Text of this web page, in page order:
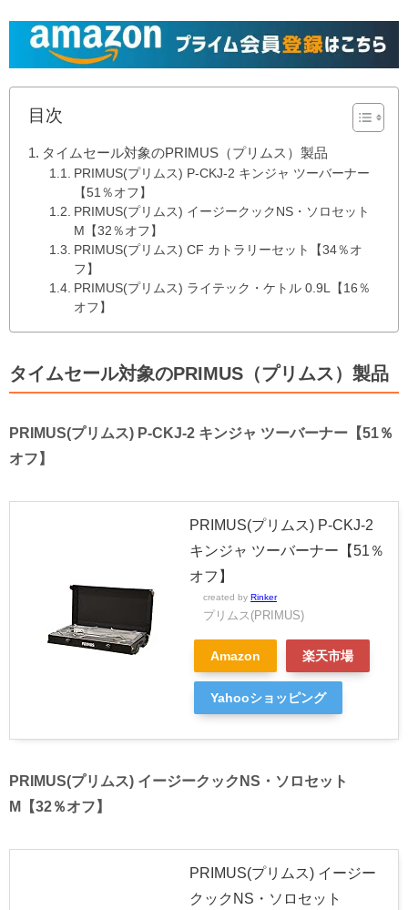
目次
タイムセール対象のPRIMUS（プリムス）製品
PRIMUS(プリムス) P-CKJ-2 キンジャ ツーバーナー
【51％オフ】
PRIMUS(プリムス) イージークックNS・ソロセット
M【32％オフ】
PRIMUS(プリムス) CF カトラリーセット【34％オ
フ】
PRIMUS(プリムス) ライテック・ケトル 0.9L【16％
オフ】
タイムセール対象のPRIMUS（プリムス）製品
PRIMUS(プリムス) P-CKJ-2 キンジャ ツーバーナー【51％
オフ】
PRIMUS(プリムス) P-CKJ-2
キンジャ ツーバーナー【51％
オフ】
created by Rinker
プリムス(PRIMUS)
Amazon 楽天市場
Yahooショッピング
PRIMUS(プリムス) イージークックNS・ソロセット
M【32％オフ】
PRIMUS(プリムス) イージー
クックNS・ソロセット